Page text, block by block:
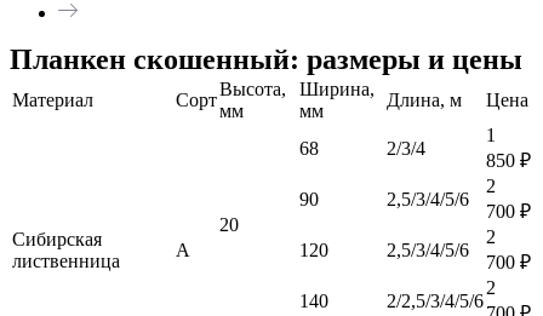
Планкен скошенный: размеры и цены
Материал Сорт
Высота,
мм
Ширина,
мм
Длина, м Цена
Сибирская
лиственница
А
20
68 2/3/4
1
850 ₽
90
2,5/3/4/5/6
2
700 ₽
120
2,5/3/4/5/6
2
700 ₽
140
2/2,5/3/4/5/6
2